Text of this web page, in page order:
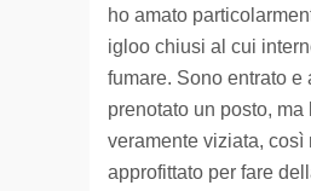
ho amato
igloo chiusi al cui
fumare. Sono entrato e
prenotato un posto, ma
veramente viziata, così
approfittato per fare